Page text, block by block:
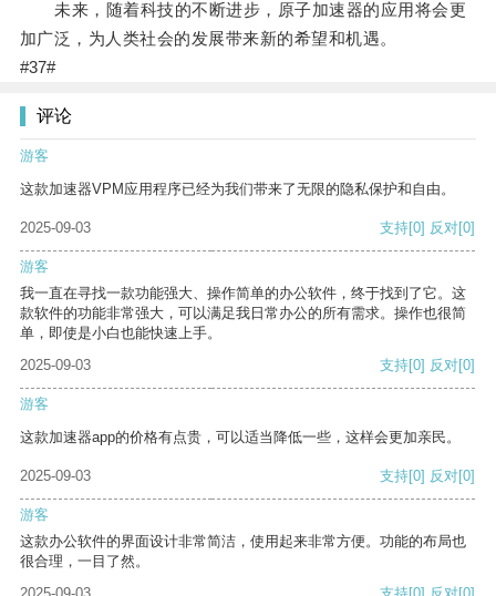
未来，随着科技的不断进步，原子加速器的应用将会更
加广泛，为人类社会的发展带来新的希望和机遇。
#37#
评论
游客
这款加速器VPM应用程序已经为我们带来了无限的隐私保护和自由。
2025-09-03 支持[0] 反对[0]
游客
我一直在寻找一款功能强大、操作简单的办公软件，终于找到了它。这
款软件的功能非常强大，可以满足我日常办公的所有需求。操作也很简
单，即使是小白也能快速上手。
2025-09-03
支持[0] 反对[0]
游客
这款加速器app的价格有点贵，可以适当降低一些，这样会更加亲民。
2025-09-03 支持[0] 反对[0]
游客
这款办公软件的界面设计非常简洁，使用起来非常方便。功能的布局也
很合理，一目了然。